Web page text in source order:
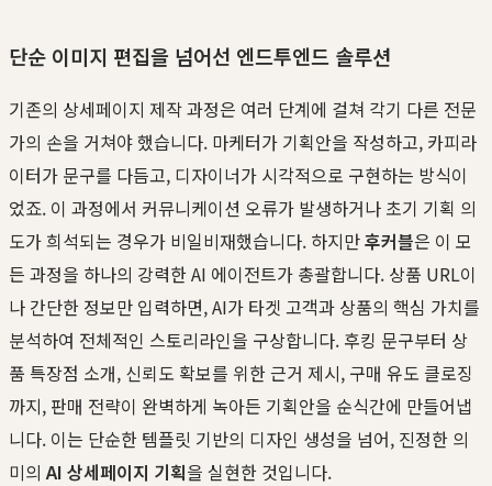
단순 이미지 편집을 넘어선 엔드투엔드 솔루션
기존의 상세페이지 제작 과정은 여러 단계에 걸쳐 각기 다른 전문
가의 손을 거쳐야 했습니다. 마케터가 기획안을 작성하고, 카피라
이터가 문구를 다듬고, 디자이너가 시각적으로 구현하는 방식이
었죠. 이 과정에서 커뮤니케이션 오류가 발생하거나 초기 기획 의
도가 희석되는 경우가 비일비재했습니다. 하지만후커블은 이 모
든 과정을 하나의 강력한 AI 에이전트가 총괄합니다. 상품 URL이
나 간단한 정보만 입력하면, AI가 타겟 고객과 상품의 핵심 가치를
분석하여 전체적인 스토리라인을 구상합니다. 후킹 문구부터 상
품 특장점 소개, 신뢰도 확보를 위한 근거 제시, 구매 유도 클로징
까지, 판매 전략이 완벽하게 녹아든 기획안을 순식간에 만들어냅
니다. 이는 단순한 템플릿 기반의 디자인 생성을 넘어, 진정한 의
미의 AI 상세페이지 기획을 실현한 것입니다.